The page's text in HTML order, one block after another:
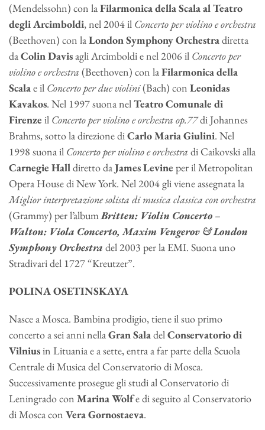
(Mendelssohn) con laFilarmonica della Scala al Teatro
degli Arcimboldi, nel 2004 il Concerto per violino e orchestra
(Beethoven) con laLondon Symphony Orchestradiretta
daColin Davisagli Arcimboldi e nel 2006 il Concerto per
violino e orchestra (Beethoven) con laFilarmonica della
Scalae il Concerto per due violini(Bach) con Leonidas
Kavakos. Nel 1997 suona nelTeatro Comunale di
Firenze il Concerto per violino e orchestra op.77di Johannes
Brahms, sotto la direzione diCarlo Maria Giulini. Nel
1998 suona il Concerto per violino e orchestra di Caikovski alla
Carnegie Halldiretto daJames Levine per il Metropolitan
Opera House di New York. Nel 2004 gli viene assegnata la
Miglior interpretazione solista di musica classica con orchestra
(Grammy) per l’albumBritten: Violin Concerto –
Walton: Viola Concerto, Maxim Vengerov & London
Symphony Orchestra del 2003 per la EMI. Suona uno
Stradivari del 1727 “Kreutzer”.
POLINA OSETINSKAYA
Nasce a Mosca. Bambina prodigio, tiene il suo primo
concerto a sei anni nellaGran SaladelConservatoriodi
Vilniusin Lituania e a sette, entra a far parte della Scuola
Centrale di Musica del Conservatorio di Mosca.
Successivamente prosegue gli studi al Conservatorio di
Leningrado con Marina Wolfe di seguito al Conservatorio
di Mosca con Vera Gornostaeva.